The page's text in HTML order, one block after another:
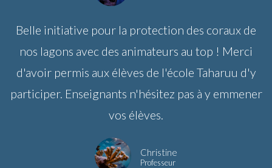
Belle initiative pour la protection des coraux de
nos lagons avec des animateurs au top ! Merci
d'avoir permis aux élèves de l'école Taharuu d'y
participer. Enseignants n'hésitez pas à y emmener
vos élèves.
Christine
Professeur